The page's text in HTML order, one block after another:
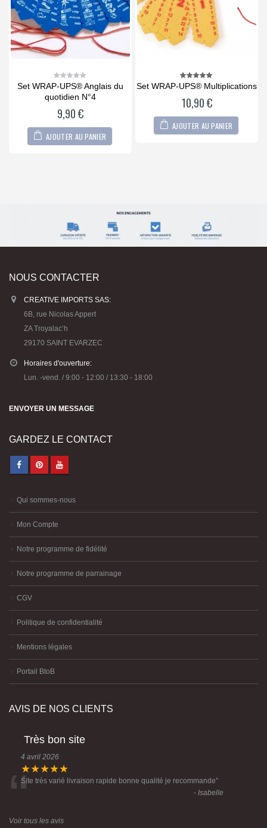
0
of
Set WRAP-UPS® Anglais du
quotidien N°4
9,90€
AJOUTER AU PANIER
5.00out
Set WRAP-UPS® Multiplications
10,90€
AJOUTER AU PANIER
NOUS CONTACTER
CREATIVE IMPORTS SAS:
6B, rue Nicolas Appert
ZA Troyalac’h
29170 SAINT EVARZEC
Horaires d'ouverture:
Lun. -vend. / 9:00 - 12:00 / 13:30 - 18:00
ENVOYER UN MESSAGE
GARDEZ LE CONTACT
Qui sommes-nous
Mon Compte
Notre programme de fidélité
Notre programme de parrainage
CGV
Politique de confidentialité
Mentions légales
Portail BtoB
AVIS DE NOS CLIENTS
Très bon site
4 avril 2026
★★★★★
“Site très varié livraison rapide bonne qualité je recommande”
- Isabelle
Voir tous les avis